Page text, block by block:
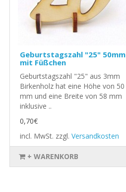
Geburtstagszahl "25" 50mm
mit Füßchen
Geburtstagszahl "25" aus 3mm
Birkenholz hat eine Höhe von 50
mm und eine Breite von 58 mm
inklusive ..
0,70€
incl. MwSt. zzgl. Versandkosten
+ WARENKORB